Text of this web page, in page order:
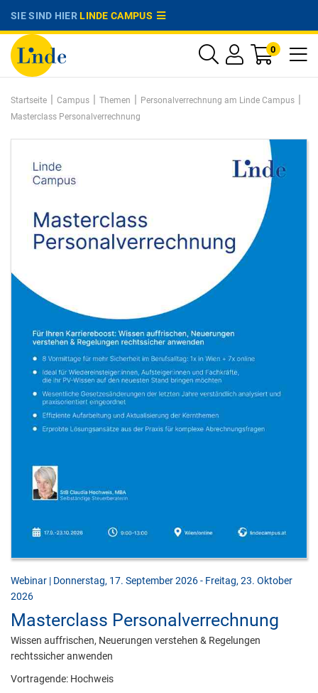
SIE SIND HIERLINDE CAMPUS
0
Startseite | Campus | Themen | Personalverrechnung am Linde Campus |
Masterclass Personalverrechnung
Webinar | Donnerstag, 17. September 2026 - Freitag, 23. Oktober
2026
Masterclass Personalverrechnung
Wissen auffrischen, Neuerungen verstehen & Regelungen
rechtssicher anwenden
Vortragende: Hochweis